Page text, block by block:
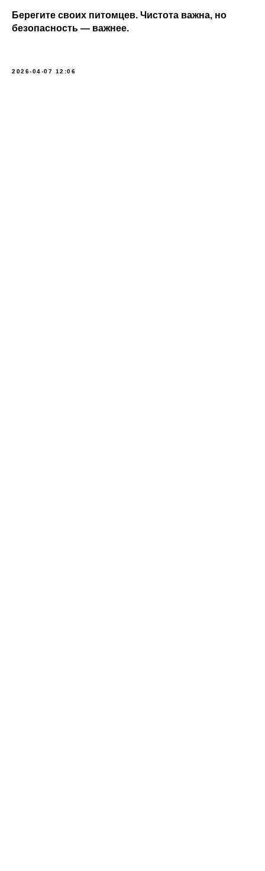
Берегите своих питомцев. Чистота важна, но
безопасность — важнее.
2026-04-07 12:06